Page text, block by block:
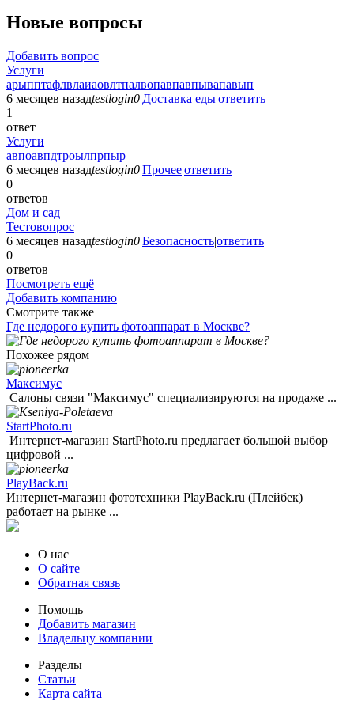
Новые вопросы
Добавить вопрос
Услуги
арыпптафлвлаиаовлтпалвопавпавпывапавып
6 месяцев назадtestlogin0|Доставка еды|ответить
1
ответ
Услуги
авпоавпдтроылпрпыр
6 месяцев назадtestlogin0|Прочее|ответить
0
ответов
Дом и сад
Тестовопрос
6 месяцев назадtestlogin0|Безопасность|ответить
0
ответов
Посмотреть ещё
Добавить компанию
Смотрите также
Где недорого купить фотоаппарат в Москве?
Похожее рядом
Максимус
Салоны связи "Максимус" специализируются на продаже ...
StartPhoto.ru
Интернет-магазин StartPhoto.ru предлагает большой выбор
цифровой ...
PlayBack.ru
Интернет-магазин фототехники PlayBack.ru (Плейбек)
работает на рынке ...
О нас
О сайте
Обратная связь
Помощь
Добавить магазин
Владельцу компании
Разделы
Статьи
Карта сайта